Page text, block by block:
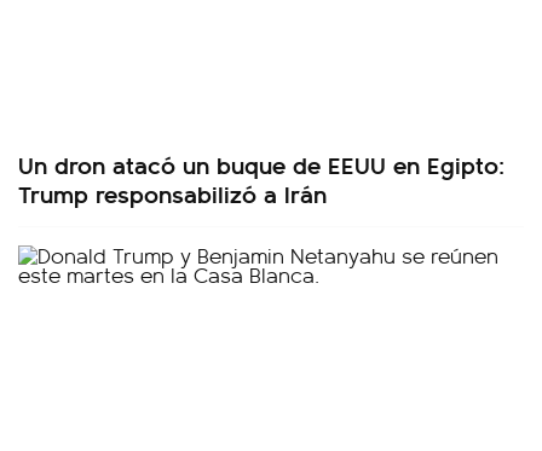
Un dron atacó un buque de EEUU en Egipto:
Trump responsabilizó a Irán